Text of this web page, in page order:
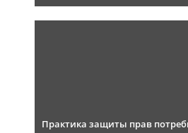
Практика защиты прав